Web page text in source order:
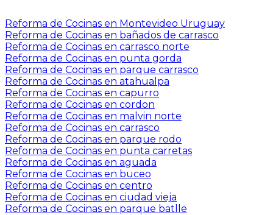
Reforma de Cocinas en Montevideo Uruguay
Reforma de Cocinas en bañados de carrasco
Reforma de Cocinas en carrasco norte
Reforma de Cocinas en punta gorda
Reforma de Cocinas en parque carrasco
Reforma de Cocinas en atahualpa
Reforma de Cocinas en capurro
Reforma de Cocinas en cordon
Reforma de Cocinas en malvin norte
Reforma de Cocinas en carrasco
Reforma de Cocinas en parque rodo
Reforma de Cocinas en punta carretas
Reforma de Cocinas en aguada
Reforma de Cocinas en buceo
Reforma de Cocinas en centro
Reforma de Cocinas en ciudad vieja
Reforma de Cocinas en parque batlle